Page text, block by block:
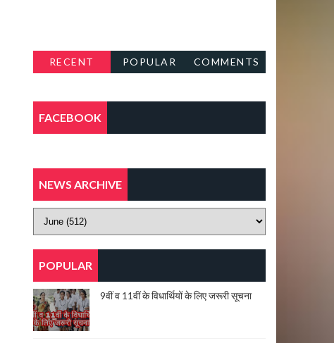
RECENT POPULAR COMMENTS
FACEBOOK
NEWS ARCHIVE
POPULAR
9वीं व 11वीं के विधार्थियों के लिए जरूरी सूचना